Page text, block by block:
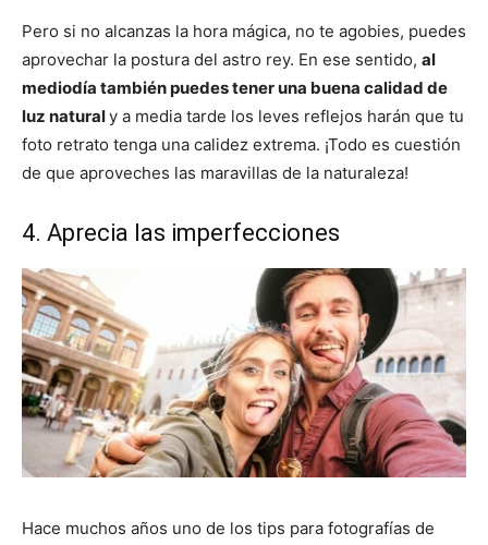
Pero si no alcanzas la hora mágica, no te agobies, puedes
aprovechar la postura del astro rey. En ese sentido, al
mediodía también puedes tener una buena calidad de
luz naturaly a media tarde los leves reflejos harán que tu
foto retrato tenga una calidez extrema. ¡Todo es cuestión
de que aproveches las maravillas de la naturaleza!
4. Aprecia las imperfecciones
Hace muchos años uno de los tips para fotografías de